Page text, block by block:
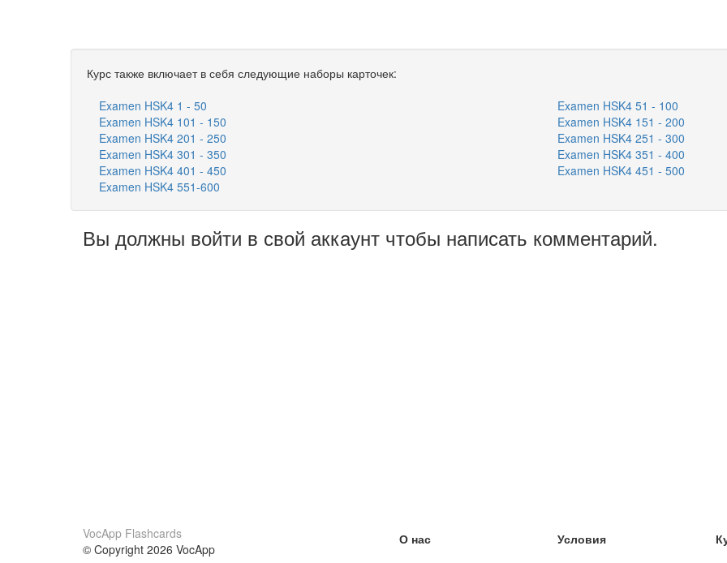
Курс также включает в себя следующие наборы карточек:
Examen HSK4 1 - 50
Examen HSK4 51 - 100
Examen HSK4 101 - 150
Examen HSK4 151 - 200
Examen HSK4 201 - 250
Examen HSK4 251 - 300
Examen HSK4 301 - 350
Examen HSK4 351 - 400
Examen HSK4 401 - 450
Examen HSK4 451 - 500
Examen HSK4 551-600
Вы должны войти в свой аккаунт чтобы написать комментарий.
VocApp Flashcards
© Copyright 2026 VocApp
О нас
Условия